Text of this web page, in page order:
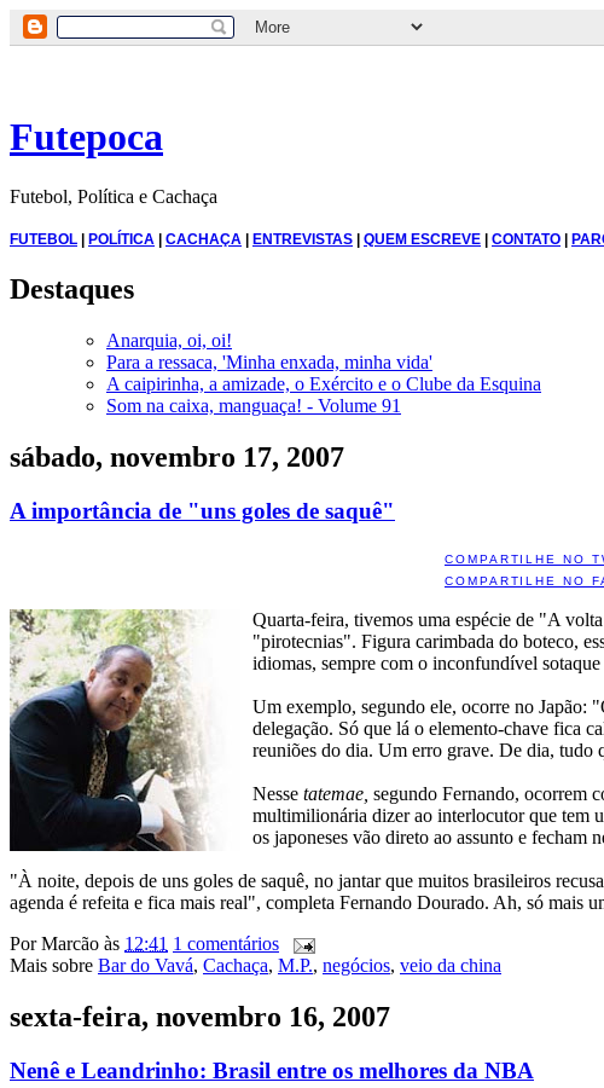
Futepoca
Futebol, Política e Cachaça
FUTEBOL | POLÍTICA | CACHAÇA | ENTREVISTAS | QUEM ESCREVE | CONTATO |
Destaques
Anarquia, oi, oi!
Para a ressaca, 'Minha enxada, minha vida'
A caipirinha, a amizade, o Exército e o Clube da Esquina
Som na caixa, manguaça! - Volume 91
sábado, novembro 17, 2007
A importância de "uns goles de saquê"
COMPARTILHE NO
COMPARTILHE NO
Quarta-feira, tivemos uma espécie de "A
"pirotecnias". Figura carimbada do boteco,
idiomas, sempre com o inconfundível
Um exemplo, segundo ele, ocorre no Japão:
delegação. Só que lá o elemento-chave fica
reuniões do dia. Um erro grave. De dia, tudo
Nesse tatemae, segundo Fernando, ocorrem
multimilionária dizer ao interlocutor que tem
os japoneses vão direto ao assunto e fecham
"À noite, depois de uns goles de saquê, no jantar que muitos brasileiros
agenda é refeita e fica mais real", completa Fernando Dourado. Ah, só mais
PorMarcão às 12:41 1 comentários
Mais sobre Bar do Vavá, Cachaça, M.P., negócios, veio da china
sexta-feira, novembro 16, 2007
Nenê e Leandrinho: Brasil entre os melhores da NBA